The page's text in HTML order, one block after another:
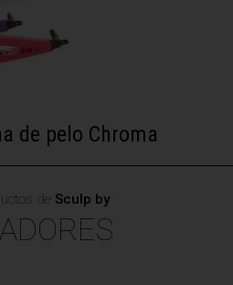
de pelo Chroma
de Sculp by